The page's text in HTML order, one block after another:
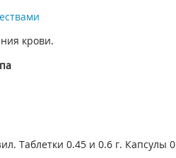
крови.
Таблетки 0.45 и 0.6 г. Капсулы